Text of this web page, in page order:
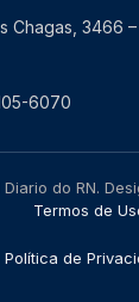
Chagas, 3466 –
6070
do RN.
Termos de
Política de